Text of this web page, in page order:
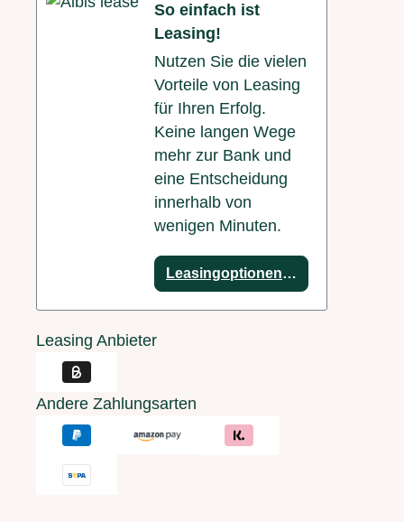
So einfach ist
Leasing!
Nutzen Sie die vielen
Vorteile von Leasing
für Ihren Erfolg.
Keine langen Wege
mehr zur Bank und
eine Entscheidung
innerhalb von
wenigen Minuten.
Leasingoptionen anzeigen
Leasing Anbieter
Andere Zahlungsarten